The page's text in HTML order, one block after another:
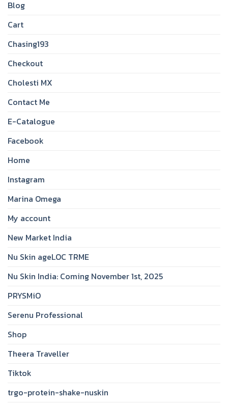
Blog
Cart
Chasing193
Checkout
Cholesti MX
Contact Me
E-Catalogue
Facebook
Home
Instagram
Marina Omega
My account
New Market India
Nu Skin ageLOC TRME
Nu Skin India: Coming November 1st, 2025
PRYSMiO
Serenu Professional
Shop
Theera Traveller
Tiktok
trgo-protein-shake-nuskin